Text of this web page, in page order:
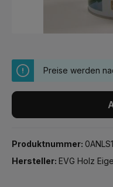
Preise werden
Produktnummer:
Hersteller: EVG Holz